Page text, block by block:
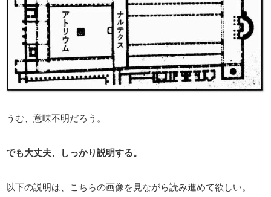
うむ、意味不明だろう。
でも大丈夫、しっかり説明する。
以下の説明は、こちらの画像を見ながら読み進めて欲しい。